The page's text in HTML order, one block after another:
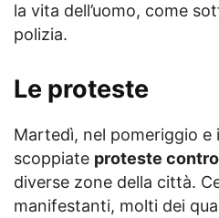
la vita dell’uomo, come
polizia.
Le proteste
Martedì, nel pomeriggio e
scoppiate proteste
diverse zone della città.
manifestanti, molti dei